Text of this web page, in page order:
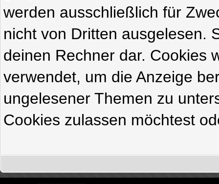
werden ausschließlich für
nicht von Dritten ausgelesen.
deinen Rechner dar. Cookies
verwendet, um die Anzeige
ungelesener Themen zu
Cookies zulassen möchtest